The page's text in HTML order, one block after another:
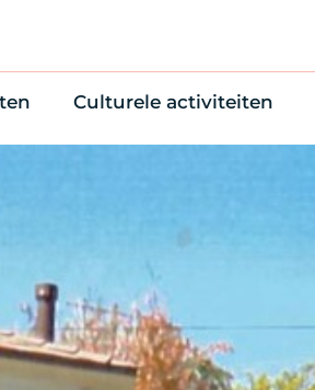
Culturele activiteiten
Cultuuragenda
Voor Vrienden
Online activiteiten